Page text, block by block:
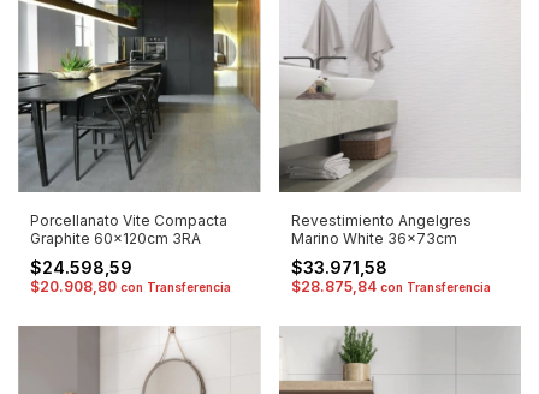
Porcellanato Vite Compacta
Graphite 60x120cm 3RA
$24.598,59
$20.908,80 con Transferencia
Revestimiento Angelgres
Marino White 36x73cm
$33.971,58
$28.875,84 con Transferencia